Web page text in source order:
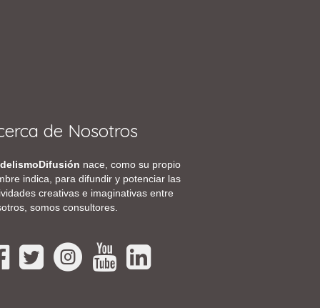
de Nosotros
nace, como su propio
indica, para difundir y potenciar las
creativas e imaginativas entre
somos consultores.